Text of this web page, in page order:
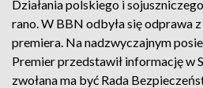
Działania polskiego i
rano. W BBN odbyła się odprawa
premiera. Na nadzwyczajnym
Premier przedstawił informację w
zwołana ma być Rada